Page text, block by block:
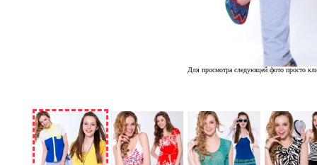
Для просмотра следующей фото просто